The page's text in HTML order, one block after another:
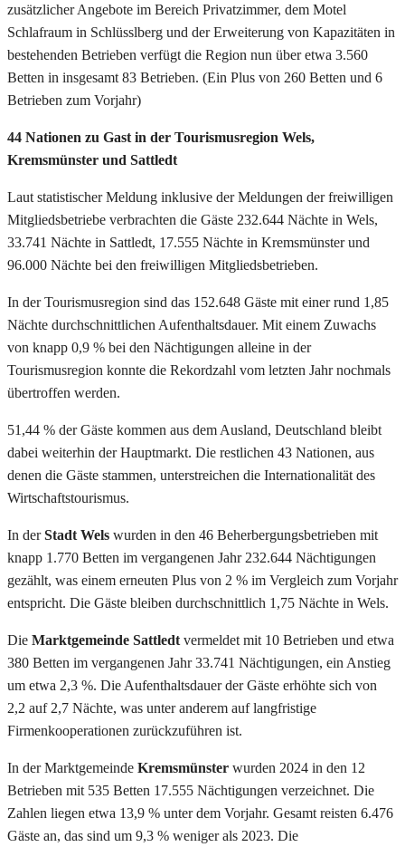
zusätzlicher Angebote im Bereich Privatzimmer, dem Motel
Schlafraum in Schlüsslberg und der Erweiterung von Kapazitäten in
bestehenden Betrieben verfügt die Region nun über etwa 3.560
Betten in insgesamt 83 Betrieben. (Ein Plus von 260 Betten und 6
Betrieben zum Vorjahr)
44 Nationen zu Gast in der Tourismusregion Wels,
Kremsmünster und Sattledt
Laut statistischer Meldung inklusive der Meldungen der freiwilligen
Mitgliedsbetriebe verbrachten die Gäste 232.644 Nächte in Wels,
33.741 Nächte in Sattledt, 17.555 Nächte in Kremsmünster und
96.000 Nächte bei den freiwilligen Mitgliedsbetrieben.
In der Tourismusregion sind das 152.648 Gäste mit einer rund 1,85
Nächte durchschnittlichen Aufenthaltsdauer. Mit einem Zuwachs
von knapp 0,9 % bei den Nächtigungen alleine in der
Tourismusregion konnte die Rekordzahl vom letzten Jahr nochmals
übertroffen werden.
51,44 % der Gäste kommen aus dem Ausland, Deutschland bleibt
dabei weiterhin der Hauptmarkt. Die restlichen 43 Nationen, aus
denen die Gäste stammen, unterstreichen die Internationalität des
Wirtschaftstourismus.
In derStadt Wels wurden in den 46 Beherbergungsbetrieben mit
knapp 1.770 Betten im vergangenen Jahr 232.644 Nächtigungen
gezählt, was einem erneuten Plus von 2 % im Vergleich zum Vorjahr
entspricht. Die Gäste bleiben durchschnittlich 1,75 Nächte in Wels.
Die Marktgemeinde Sattledt vermeldet mit 10 Betrieben und etwa
380 Betten im vergangenen Jahr 33.741 Nächtigungen, ein Anstieg
um etwa 2,3 %. Die Aufenthaltsdauer der Gäste erhöhte sich von
2,2 auf 2,7 Nächte, was unter anderem auf langfristige
Firmenkooperationen zurückzuführen ist.
In der Marktgemeinde Kremsmünster wurden 2024 in den 12
Betrieben mit 535 Betten 17.555 Nächtigungen verzeichnet. Die
Zahlen liegen etwa 13,9 % unter dem Vorjahr. Gesamt reisten 6.476
Gäste an, das sind um 9,3 % weniger als 2023. Die